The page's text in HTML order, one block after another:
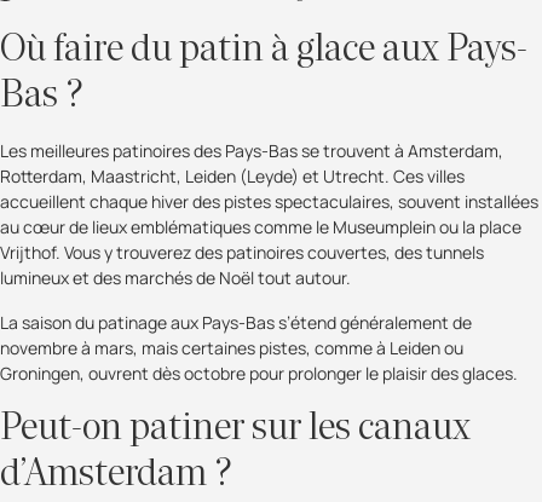
Où faire du patin à glace aux Pays-
Bas ?
Les meilleures patinoires des Pays-Bas se trouvent à Amsterdam,
Rotterdam, Maastricht, Leiden (Leyde) et Utrecht. Ces villes
accueillent chaque hiver des pistes spectaculaires, souvent installées
au cœur de lieux emblématiques comme le Museumplein ou la place
Vrijthof. Vous y trouverez des patinoires couvertes, des tunnels
lumineux et des marchés de Noël tout autour.
La saison du patinage aux Pays-Bas s’étend généralement de
novembre à mars, mais certaines pistes, comme à Leiden ou
Groningen, ouvrent dès octobre pour prolonger le plaisir des glaces.
Peut-on patiner sur les canaux
d’Amsterdam ?